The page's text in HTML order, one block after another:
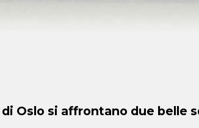
Oslo si affrontano due belle